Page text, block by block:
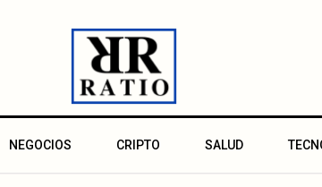
NEGOCIOS CRIPTO SALUD